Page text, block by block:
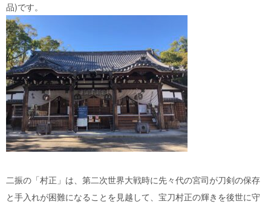
品)です。
二振の「村正」は、第二次世界大戦時に先々代の宮司が刀剣の保存
と手入れが困難になることを見越して、宝刀村正の輝きを後世に守